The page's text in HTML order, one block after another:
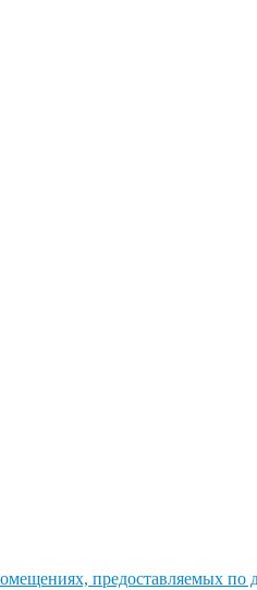
предоставляемых